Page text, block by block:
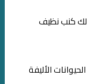
لك كنب نظيف
الأليفة